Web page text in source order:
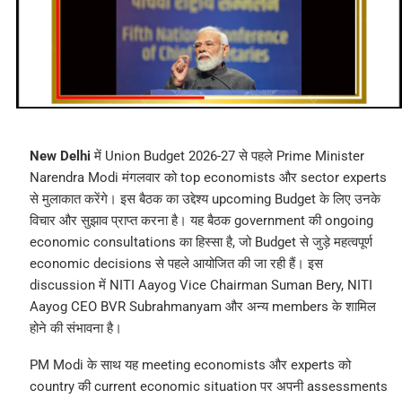
New Delhi में Union Budget 2026-27 से पहले Prime Minister
Narendra Modi मंगलवार को top economists और sector experts
से मुलाकात करेंगे। इस बैठक का उद्देश्य upcoming Budget के लिए उनके
विचार और सुझाव प्राप्त करना है। यह बैठक government की ongoing
economic consultations का हिस्सा है, जो Budget से जुड़े महत्वपूर्ण
economic decisions से पहले आयोजित की जा रही हैं। इस
discussion में NITI Aayog Vice Chairman Suman Bery, NITI
Aayog CEO BVR Subrahmanyam और अन्य members के शामिल
होने की संभावना है।
PM Modi के साथ यह meeting economists और experts को
country की current economic situation पर अपनी assessments